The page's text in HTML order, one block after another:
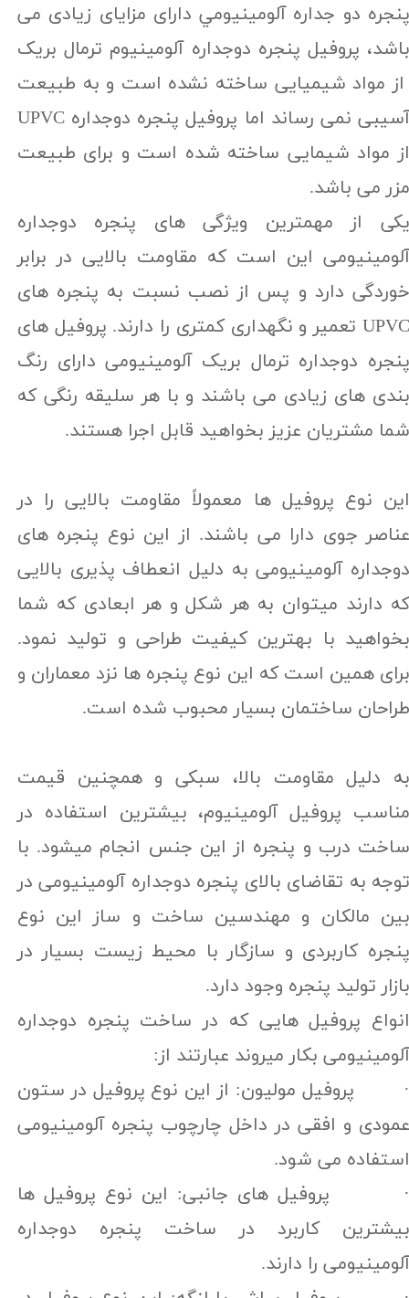
پنجره دو جداره آلومینیومي دارای مزایای زیادی می
باشد، پروفیل پنجره دوجداره آلومینیوم ترمال بریک
از مواد شیمیایی ساخته نشده است و به طبیعت
آسیبی نمی رساند اما پروفیل پنجره دوجداره UPVC
از مواد شیمایی ساخته شده است و برای طبیعت
مزر می باشد.
یکی از مهمترین ویژگی های پنجره دوجداره
آلومینیومی این است که مقاومت بالایی در برابر
خوردگی دارد و پس از نصب نسبت به پنجره های
UPVC تعمیر و نگهداری کمتری را دارند. پروفیل های
پنجره دوجداره ترمال بریک آلومینیومی دارای رنگ
بندی های زیادی می باشند و با هر سلیقه رنگی که
شما مشتریان عزیز بخواهید قابل اجرا هستند.
این نوع پروفیل ها معمولاً مقاومت بالایی را در
عناصر جوی دارا می باشند. از این نوع پنجره های
دوجداره آلومینیومی به دلیل انعطاف پذیری بالایی
که دارند میتوان به هر شکل و هر ابعادی که شما
بخواهید با بهترین کیفیت طراحی و توليد نمود.
برای همین است که این نوع پنجره ها نزد معماران و
طراحان ساختمان بسیار محبوب شده است.
به دلیل مقاومت بالا، سبکی و همچنین قیمت
مناسب پروفیل آلومینیوم، بیشترین استفاده در
ساخت درب و پنجره از این جنس انجام میشود. با
توجه به تقاضای بالای پنجره دوجداره آلومینیومی در
بین مالکان و مهندسین ساخت و ساز این نوع
پنجره کاربردی و سازگار با محیط زیست بسیار در
بازار تولید پنجره وجود دارد.
انواع پروفیل هایی که در ساخت پنجره دوجداره
آلومینیومی بکار میروند عبارتند از:
· پروفیل مولیون: از این نوع پروفیل در ستون
عمودی و افقی در داخل چارچوب پنجره آلومینیومی
استفاده می شود.
· پروفیل های جانبی: این نوع پروفیل ها
بیشترین کاربرد در ساخت پنجره دوجداره
آلومینیومی را دارند.